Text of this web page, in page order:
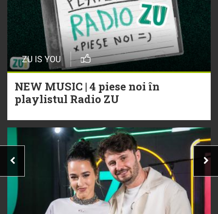
ZU IS YOU
NEW MUSIC | 4 piese noi în
playlistul Radio ZU